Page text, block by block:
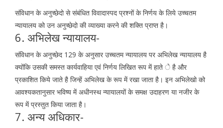
संविधान के अनुच्छेदो से संबंधित विवादास्पद प्रश्नों के निर्णय के लिये उच्चतम
न्यायालय को उन अनुच्छेदो की व्याख्या करने की शक्ति प्राप्त है।
6. अभिलेख न्यायालय-
संविधान के अनुच्छेद 129 के अनुसार उच्चतम न्यायालय पर अभिलेख न्यायालय है
क्योंकि उसकी समस्त कार्यवाहिया एवं निर्णय लिखित रूप में हाते े है और
प्रकाशित किये जाते है जिन्हें अभिलेख के रूप में रखा जाता है। इन अभिलेखो को
आवश्यकतानुसार भविष्य में अधीनस्थ न्यायालयों के समक्ष उदाहरण या नजीर के
रूप में प्रस्तुत किया जाता है।
7. अन्य अधिकार-